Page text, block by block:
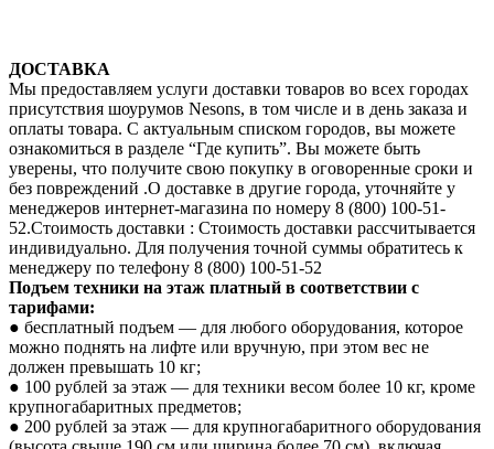
ДОСТАВКА
Мы предоставляем услуги доставки товаров во всех городах
присутствия шоурумов Nesons, в том числе и в день заказа и
оплаты товара. С актуальным списком городов, вы можете
ознакомиться в разделе “Где купить”. Вы можете быть
уверены, что получите свою покупку в оговоренные сроки и
без повреждений .О доставке в другие города, уточняйте у
менеджеров интернет-магазина по номеру 8 (800) 100-51-
52.Стоимость доставки : Стоимость доставки рассчитывается
индивидуально. Для получения точной суммы обратитесь к
менеджеру по телефону 8 (800) 100-51-52
Подъем техники на этаж платный в соответствии с
тарифами:
● бесплатный подъем — для любого оборудования, которое
можно поднять на лифте или вручную, при этом вес не
должен превышать 10 кг;
● 100 рублей за этаж — для техники весом более 10 кг, кроме
крупногабаритных предметов;
● 200 рублей за этаж — для крупногабаритного оборудования